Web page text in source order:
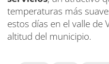
temperaturas más
estos días en el valle de
altitud del municipio.